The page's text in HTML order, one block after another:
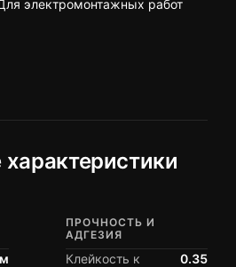
электромонтажных работ
ПРОЧНОСТЬ И
АДГЕЗИЯ
Клейкость к
0.35